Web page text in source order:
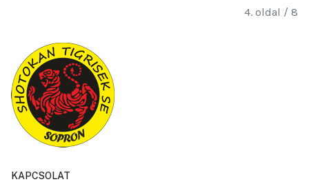
4. oldal / 8
KAPCSOLAT